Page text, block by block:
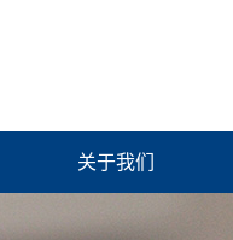
关于我们